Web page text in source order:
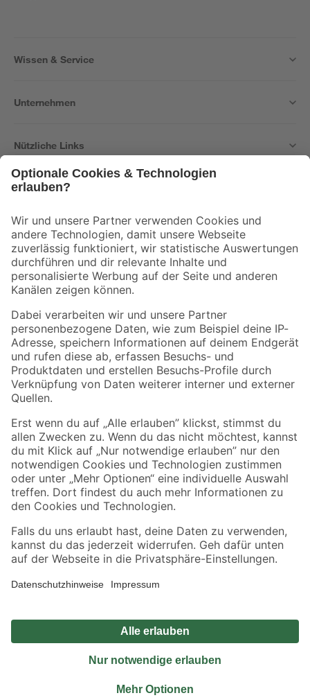
Wissen & Service
Unternehmen
Nützliche Links
Der toom Newsletter: Keine Angebote und Aktionen mehr verpassen!
Zur Newsletter Anmeldung
Folge uns
Zahlungsarten Versandarten
Sicher einkaufen
Jetzt die toom-App herunterladen
Alle Preisangaben in EUR inkl. gesetzl. MwSt.. Die dargestellten Angebote sind unter
Umständen nicht in allen Märkten verfügbar. Die angegebenen Verfügbarkeiten beziehen
Produkte nur solange der Vorrat reicht.
*Paketversand ab 59 € versandkostenfrei, gilt nicht für Artikel mit Speditionsversand, hier
Privatsphäre Impressum
Nutzungsbedingungen
Widerrufsrecht
Vertrag widerrufen
© 2026 toom Baumarkt GmbH